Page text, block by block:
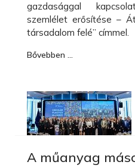
gazdasággal
szemlélet erősítése –
társadalom felé” címmel.
Bővebben …
A műanyag